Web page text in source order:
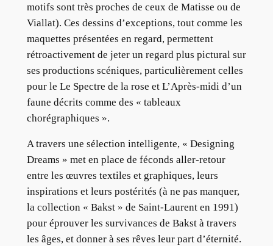
motifs sont très proches de ceux de Matisse ou de
Viallat). Ces dessins d’exceptions, tout comme les
maquettes présentées en regard, permettent
rétroactivement de jeter un regard plus pictural sur
ses productions scéniques, particulièrement celles
pour le Le Spectre de la rose et L’Après-midi d’un
faune décrits comme des « tableaux
chorégraphiques ».
A travers une sélection intelligente, « Designing
Dreams » met en place de féconds aller-retour
entre les œuvres textiles et graphiques, leurs
inspirations et leurs postérités (à ne pas manquer,
la collection « Bakst » de Saint-Laurent en 1991)
pour éprouver les survivances de Bakst à travers
les âges, et donner à ses rêves leur part d’éternité.